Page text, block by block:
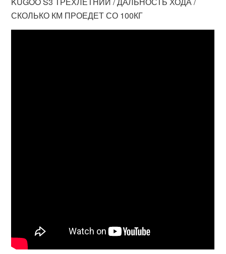
СКОЛЬКО КМ ПРОЕДЕТ СО 100КГ